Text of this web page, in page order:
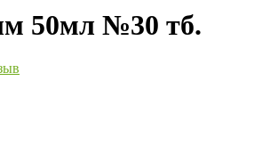
50мл №30 тб.